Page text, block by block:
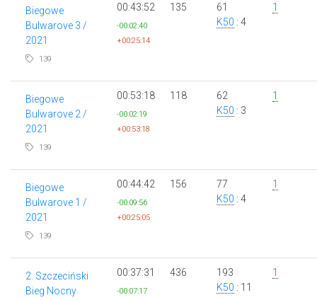
Biegowe
Bulwarove 3 /
2021
139
00:43:52
-00:02:40
+00:25:14
135
61
K50 : 4
1
Biegowe
Bulwarove 2 /
2021
139
00:53:18
-00:02:19
+00:53:18
118
62
K50 : 3
1
Biegowe
Bulwarove 1 /
2021
139
00:44:42
-00:09:56
+00:25:05
156
77
K50 : 4
1
2. Szczeciński
Bieg Nocny
00:37:31
-00:07:17
436
193
K50 : 11
1